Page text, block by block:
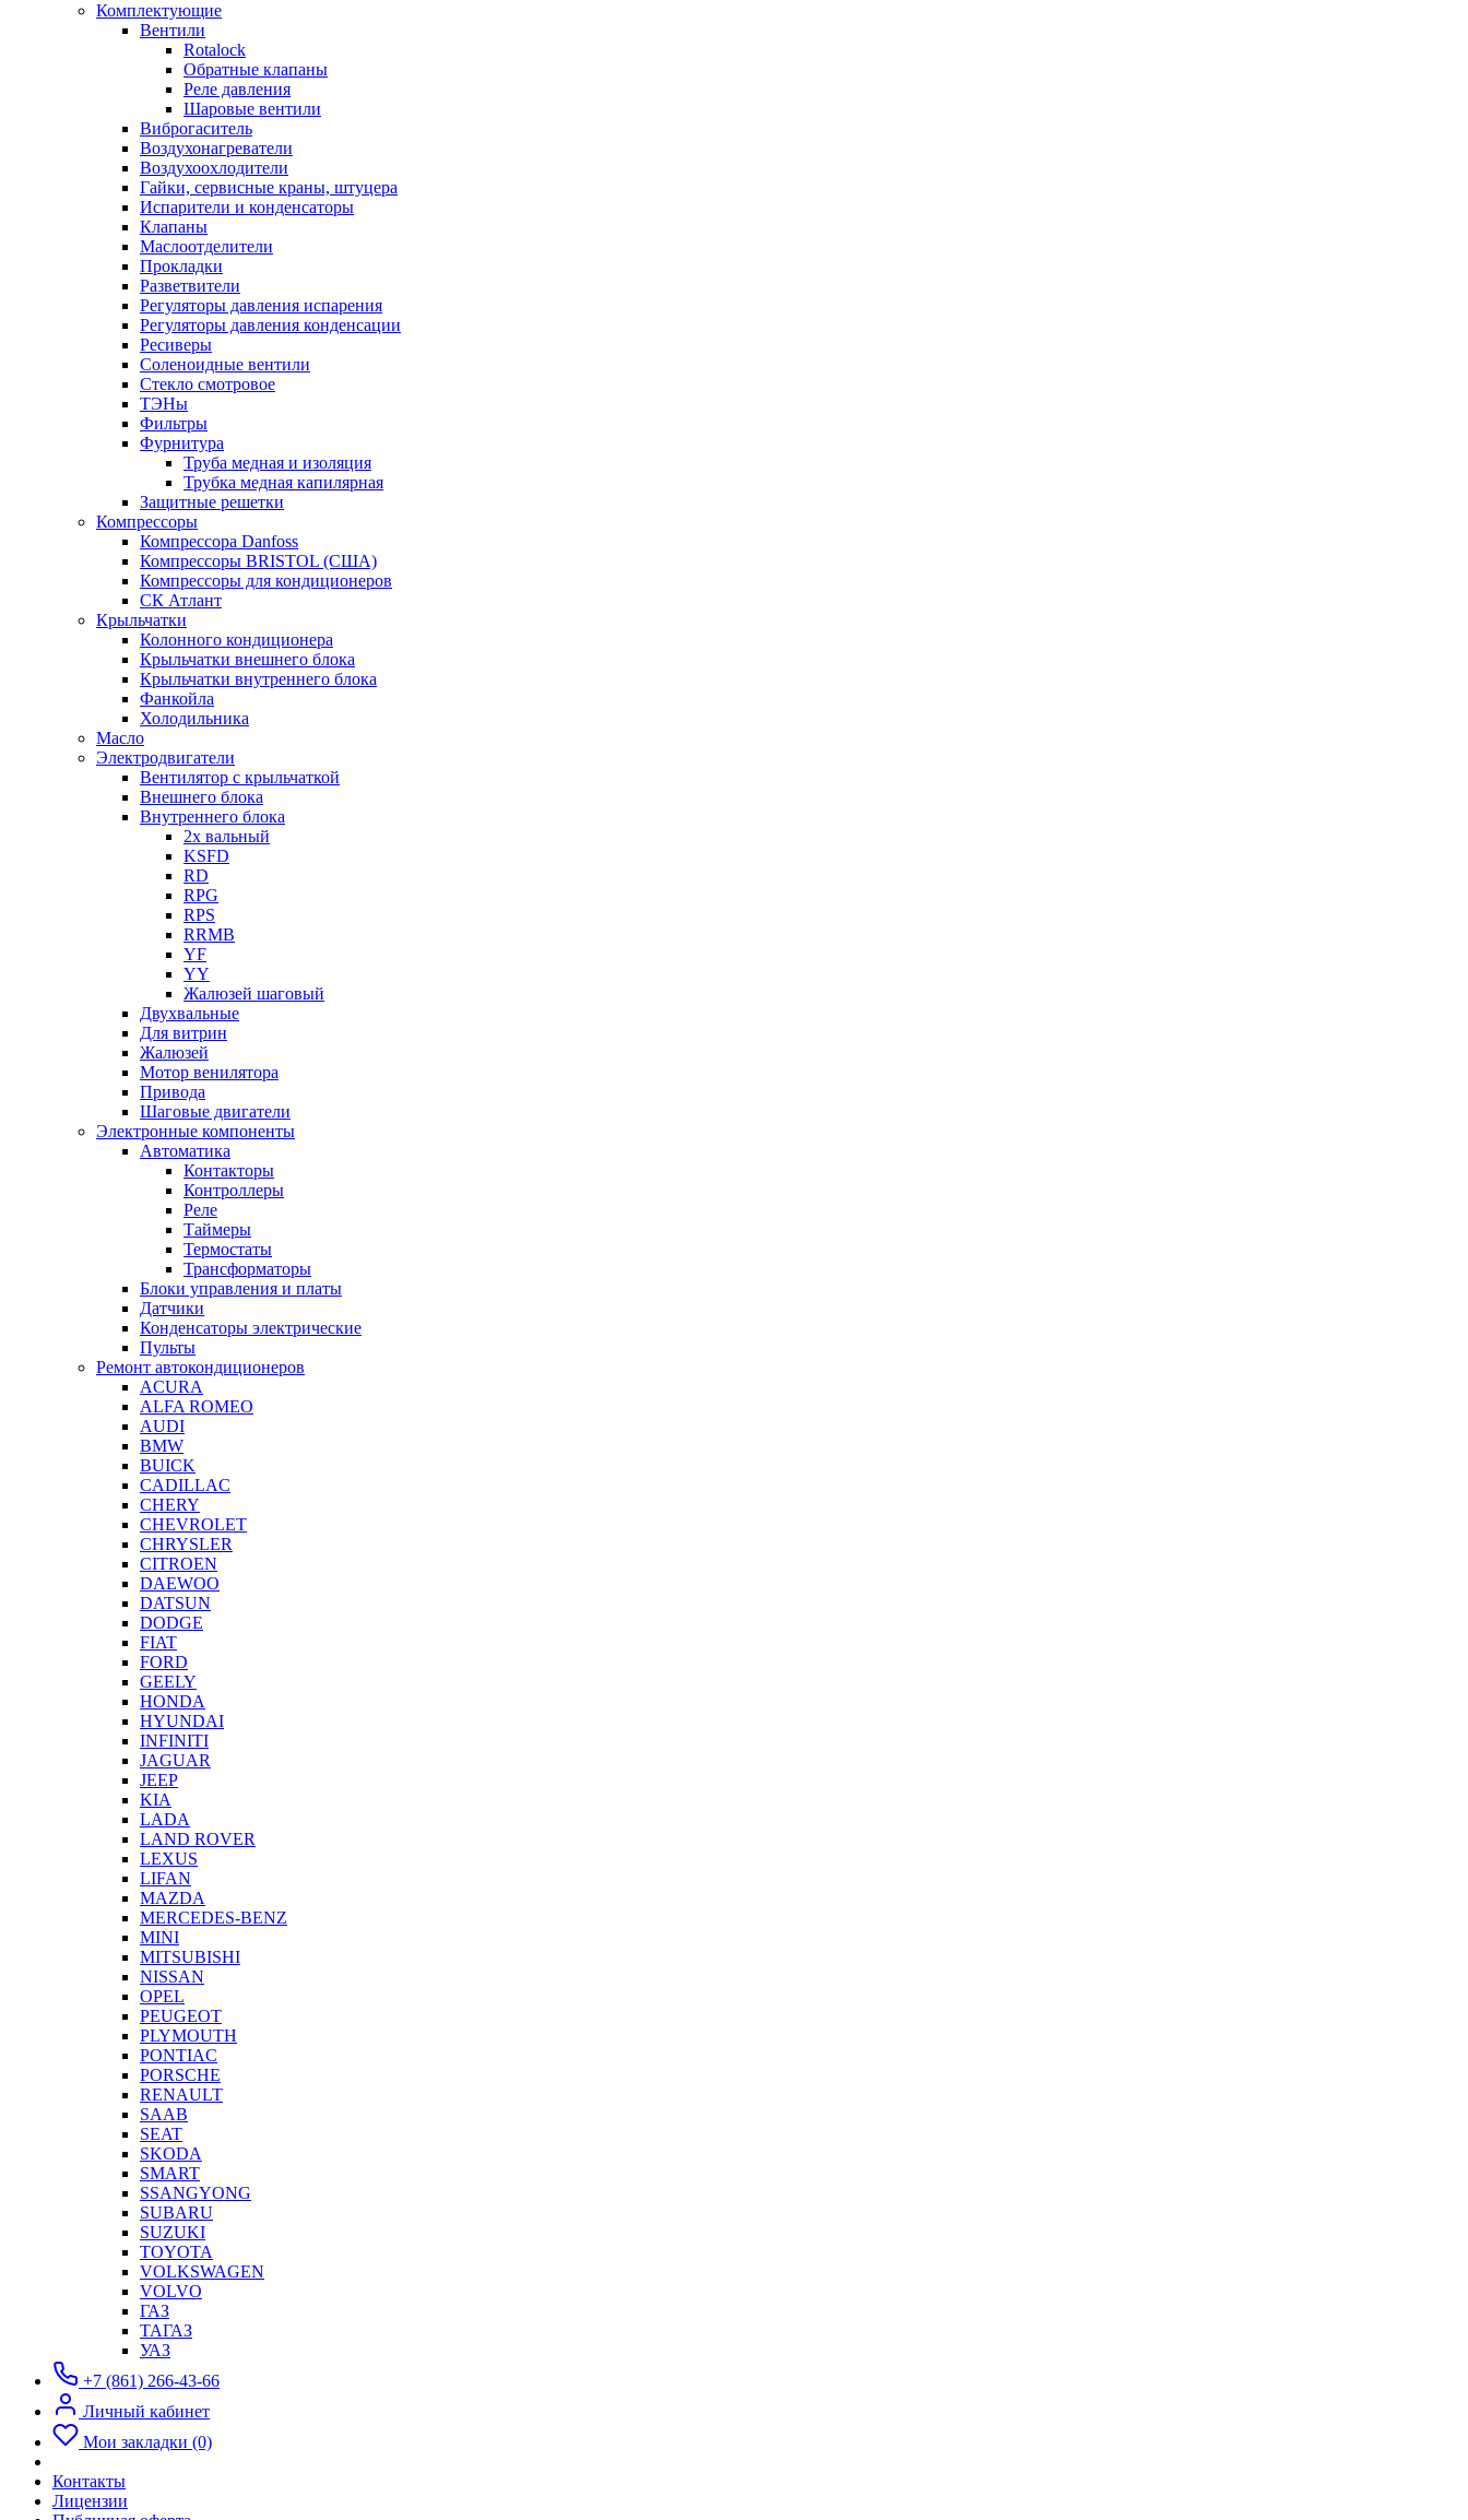
Комплектующие
Вентили
Rotalock
Обратные клапаны
Реле давления
Шаровые вентили
Виброгаситель
Воздухонагреватели
Воздухоохлодители
Гайки, сервисные краны, штуцера
Испарители и конденсаторы
Клапаны
Маслоотделители
Прокладки
Разветвители
Регуляторы давления испарения
Регуляторы давления конденсации
Ресиверы
Соленоидные вентили
Стекло смотровое
ТЭНы
Фильтры
Фурнитура
Труба медная и изоляция
Трубка медная капилярная
Защитные решетки
Компрессоры
Компрессора Danfoss
Компрессоры BRISTOL (США)
Компрессоры для кондиционеров
СК Атлант
Крыльчатки
Колонного кондиционера
Крыльчатки внешнего блока
Крыльчатки внутреннего блока
Фанкойла
Холодильника
Масло
Электродвигатели
Вентилятор с крыльчаткой
Внешнего блока
Внутреннего блока
2х вальный
KSFD
RD
RPG
RPS
RRMB
YF
YY
Жалюзей шаговый
Двухвальные
Для витрин
Жалюзей
Мотор венилятора
Привода
Шаговые двигатели
Электронные компоненты
Автоматика
Контакторы
Контроллеры
Реле
Таймеры
Термостаты
Трансформаторы
Блоки управления и платы
Датчики
Конденсаторы электрические
Пульты
Ремонт автокондиционеров
ACURA
ALFA ROMEO
AUDI
BMW
BUICK
CADILLAC
CHERY
CHEVROLET
CHRYSLER
CITROEN
DAEWOO
DATSUN
DODGE
FIAT
FORD
GEELY
HONDA
HYUNDAI
INFINITI
JAGUAR
JEEP
KIA
LADA
LAND ROVER
LEXUS
LIFAN
MAZDA
MERCEDES-BENZ
MINI
MITSUBISHI
NISSAN
OPEL
PEUGEOT
PLYMOUTH
PONTIAC
PORSCHE
RENAULT
SAAB
SEAT
SKODA
SMART
SSANGYONG
SUBARU
SUZUKI
TOYOTA
VOLKSWAGEN
VOLVO
ГАЗ
ТАГАЗ
УАЗ
+7 (861) 266-43-66
Личный кабинет
Мои закладки (0)
Контакты
Лицензии